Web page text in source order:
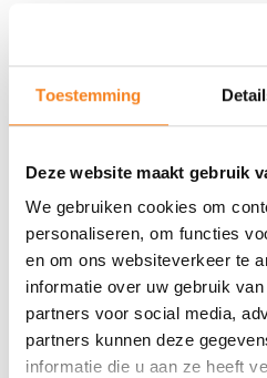
Toestemming
Deze website maakt gebruik
We gebruiken cookies om
personaliseren, om functies
en om ons websiteverkeer te
informatie over uw gebruik
partners voor social media,
partners kunnen deze
informatie die u aan ze heeft
Arthur
Graaf
Vestigingsmanager
Leiden
06 8305 9258
avandegraaf@jinc.nl